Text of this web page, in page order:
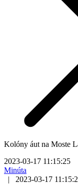
Kolóny áut na Moste
2023-03-17 11:15:25
Minúta
|
2023-03-17